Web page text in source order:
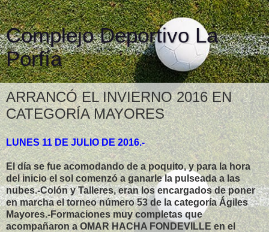
Complejo Deportivo La
Porfía
ARRANCÓ EL INVIERNO 2016 EN
CATEGORÍA MAYORES
LUNES 11 DE JULIO DE 2016.-
El día se fue acomodando de a poquito, y para la hora
del inicio el sol comenzó a ganarle la pulseada a las
nubes.-Colón y Talleres, eran los encargados de poner
en marcha el torneo número 53 de la categoría Ágiles
Mayores.-Formaciones muy completas que
acompañaron a OMAR HACHA FONDEVILLE en el